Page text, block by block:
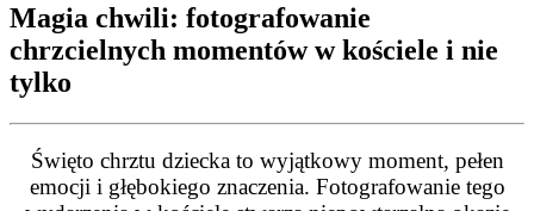
Magia chwili: fotografowanie
chrzcielnych momentów w kościele i nie
tylko
Święto chrztu dziecka to wyjątkowy moment, pełen
emocji i głębokiego znaczenia. Fotografowanie tego